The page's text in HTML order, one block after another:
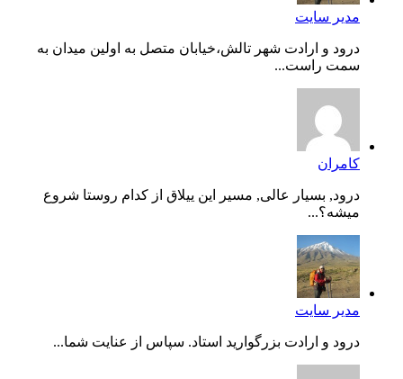
مدیر سایت
درود و ارادت شهر تالش،خیابان متصل به اولین میدان به
سمت راست...
کامران
درود, بسیار عالی, مسیر این ییلاق از کدام روستا شروع
میشه؟...
مدیر سایت
درود و ارادت بزرگوارید استاد. سپاس از عنایت شما...